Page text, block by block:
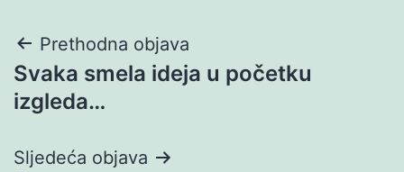
Navigacija
objava
Prethodna objava
Svaka smela ideja u početku
izgleda…
Sljedeća objava